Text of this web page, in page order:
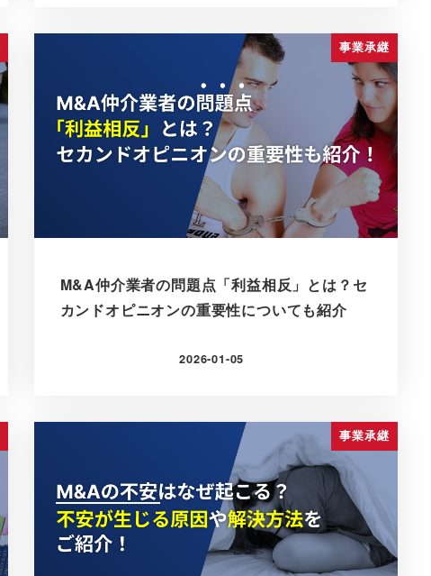
事業承継
M&A仲介業者の問題点「利益相反」とは？セ
カンドオピニオンの重要性についても紹介
更新日
2026-01-05
事業承継